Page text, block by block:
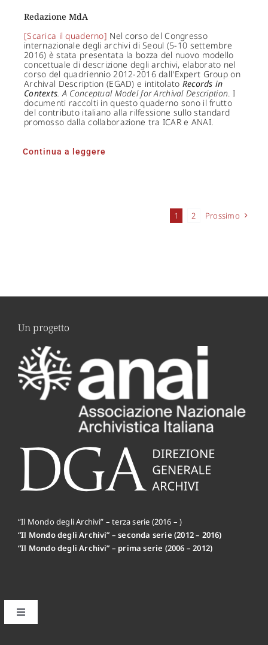
Redazione MdA
[Scarica il quaderno] Nel corso del Congresso
internazionale degli archivi di Seoul (5-10 settembre
2016) è stata presentata la bozza del nuovo modello
concettuale di descrizione degli archivi, elaborato nel
corso del quadriennio 2012-2016 dall'Expert Group on
Archival Description (EGAD) e intitolato Records in
Contexts. A Conceptual Model for Archival Description. I
documenti raccolti in questo quaderno sono il frutto
del contributo italiano alla rilfessione sullo standard
promosso dalla collaborazione tra ICAR e ANAI.
Continua a leggere
1 2 Prossimo
Un progetto
“Il Mondo degli Archivi” – terza serie (2016 – )
“Il Mondo degli Archivi” – seconda serie (2012 – 2016)
“Il Mondo degli Archivi” – prima serie (2006 – 2012)
Toggle